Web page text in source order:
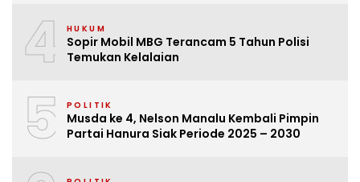
4 HUKUM
Sopir Mobil MBG Terancam 5 Tahun Polisi
Temukan Kelalaian
5 POLITIK
Musda ke 4, Nelson Manalu Kembali Pimpin
Partai Hanura Siak Periode 2025 – 2030